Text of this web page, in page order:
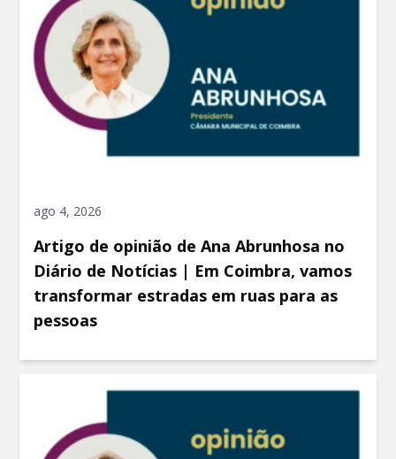
ago 4, 2026
Artigo de opinião de Ana Abrunhosa no
Diário de Notícias | Em Coimbra, vamos
transformar estradas em ruas para as
pessoas